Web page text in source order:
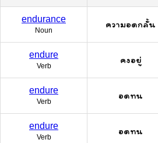
endurance
Noun
ความอดกลั้น
endure
Verb
คงอยู่
endure
Verb
อดทน
endure
Verb
อดทน